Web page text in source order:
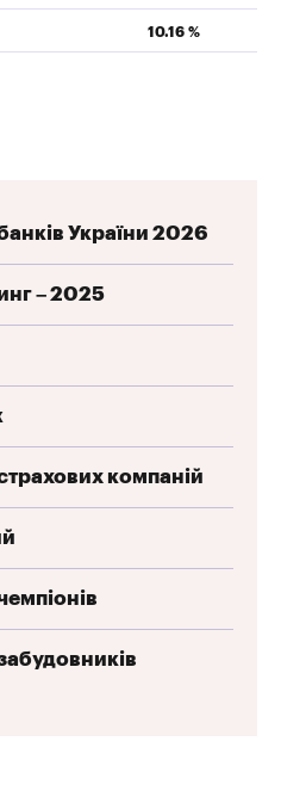
10.16 %
України 2026
– 2025
компаній